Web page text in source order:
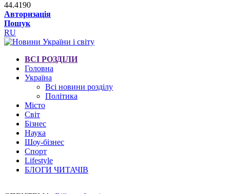
44.4190
Авторизація
Пошук
RU
ВСІ РОЗДІЛИ
Головна
Україна
Всі новини розділу
Політика
Місто
Світ
Бізнес
Наука
Шоу-бізнес
Спорт
Lifestyle
БЛОГИ ЧИТАЧІВ